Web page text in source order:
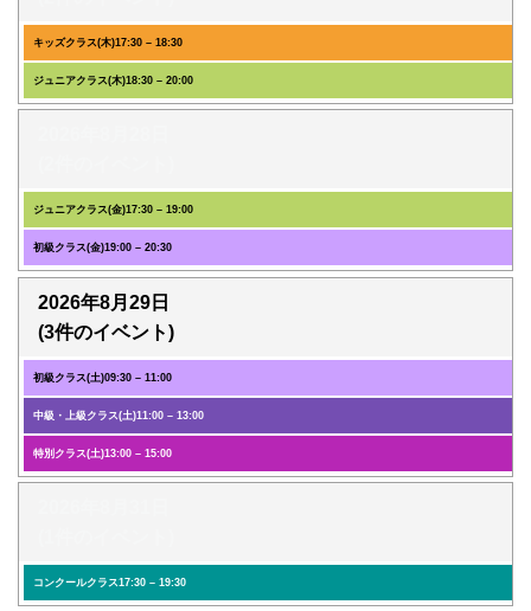
キッズクラス(木)17:30 – 18:30
ジュニアクラス(木)18:30 – 20:00
ジュニアクラス(金)17:30 – 19:00
初級クラス(金)19:00 – 20:30
2026年8月29日
(3件のイベント)
初級クラス(土)09:30 – 11:00
中級・上級クラス(土)11:00 – 13:00
特別クラス(土)13:00 – 15:00
コンクールクラス17:30 – 19:30